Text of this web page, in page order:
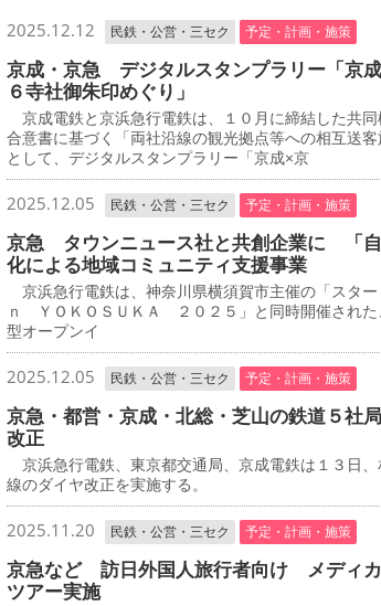
2025.12.12 民鉄・公営・三セク 予定・計画・施策
京成・京急 デジタルスタンプラリー「京
６寺社御朱印めぐり」
京成電鉄と京浜急行電鉄は、１０月に締結した共同
合意書に基づく「両社沿線の観光拠点等への相互送
として、デジタルスタンプラリー「京成×京
2025.12.05 民鉄・公営・三セク 予定・計画・施策
京急 タウンニュース社と共創企業に 「自
化による地域コミュニティ支援事業
京浜急行電鉄は、神奈川県横須賀市主催の「スタ
ｎ ＹＯＫＯＳＵＫＡ ２０２５」と同時開催された
型オープンイ
2025.12.05 民鉄・公営・三セク 予定・計画・施策
京急・都営・京成・北総・芝山の鉄道５
改正
京浜急行電鉄、東京都交通局、京成電鉄は１３日
線のダイヤ改正を実施する。
2025.11.20 民鉄・公営・三セク 予定・計画・施策
京急など 訪日外国人旅行者向け メディ
ツアー実施